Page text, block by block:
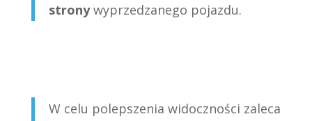
stronywyprzedzanego pojazdu.
W celu polepszenia widoczności zaleca